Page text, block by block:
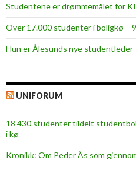
Studentene er drømmemålet for
Over 17.000 studenter i boligkø –
Hun er Ålesunds nye studentleder
UNIFORUM
18 430 studenter tildelt
i kø
Kronikk: Om Peder Ås som